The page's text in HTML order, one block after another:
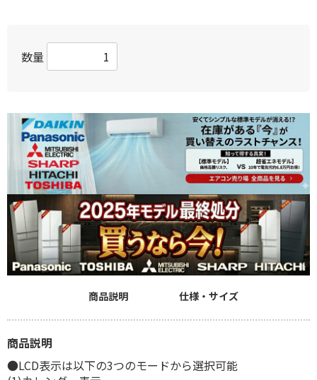
数量
商品説明 仕様・サイズ
商品説明
●LCD表示は以下の3つのモードから選択可能